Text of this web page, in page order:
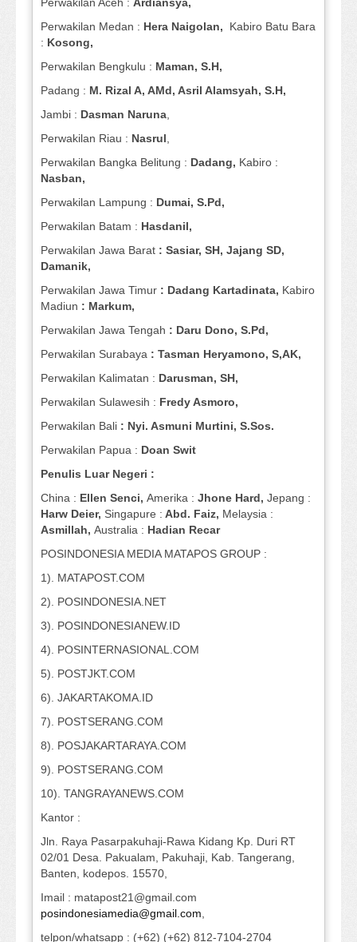
Perwakilan Medan : Hera Naigolan, Kabiro Batu Bara
: Kosong,
Perwakilan Bengkulu : Maman, S.H,
Padang : M. Rizal A, AMd, Asril Alamsyah, S.H,
Jambi : Dasman Naruna
Perwakilan Riau : Nasrul
Perwakilan Bangka Belitung : Dadang, Kabiro :
Nasban,
Perwakilan Lampung : Dumai, S.Pd,
Perwakilan Batam : Hasdanil,
Perwakilan Jawa Barat : Sasiar, SH, Jajang SD,
Damanik,
Perwakilan Jawa Timur : Dadang Kartadinata, Kabiro
Madiun : Markum,
Perwakilan Jawa Tengah : Daru Dono, S.Pd,
Perwakilan Surabaya : Tasman Heryamono, S,AK,
Perwakilan Kalimatan : Darusman, SH,
Perwakilan Sulawesih : Fredy Asmoro,
Perwakilan Bali : Nyi. Asmuni Murtini, S.Sos.
Perwakilan Papua : Doan Swit
Penulis Luar Negeri :
China : Ellen Senci, Amerika : Jhone Hard, Jepang :
Harw Deier, Singapure : Abd. Faiz, Melaysia :
Asmillah, Australia : Hadian Recar
POSINDONESIA MEDIA MATAPOS GROUP :
1). MATAPOST.COM
2). POSINDONESIA.NET
3). POSINDONESIANEW.ID
4). POSINTERNASIONAL.COM
5). POSTJKT.COM
6). JAKARTAKOMA.ID
7). POSTSERANG.COM
8). POSJAKARTARAYA.COM
9). POSTSERANG.COM
10). TANGRAYANEWS.COM
Kantor :
Jln. Raya Pasarpakuhaji-Rawa Kidang Kp. Duri RT
02/01 Desa. Pakualam, Pakuhaji, Kab. Tangerang,
Banten, kodepos. 15570,
Imail : matapost21@gmail.com
posindonesiamedia@gmail.com
telpon/whatsapp : (+62) (+62) 812-7104-2704